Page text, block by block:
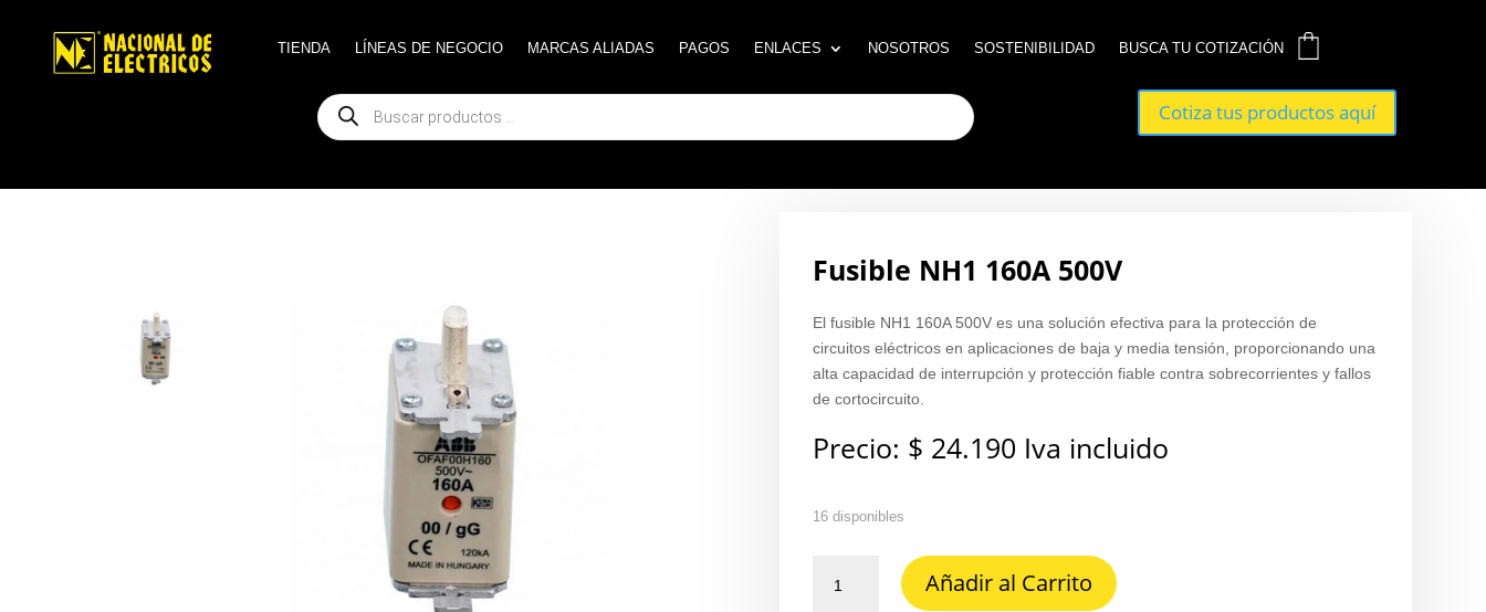
TIENDA LÍNEAS DE NEGOCIO MARCAS ALIADAS PAGOS ENLACES NOSOTROS SOSTENIBILIDAD BUSCA TU COTIZACIÓN
Búsqueda
de
productos
Cotiza tus productos aquí
TIENDA LÍNEAS DE NEGOCIO MARCAS ALIADAS PAGOS ENLACES NOSOTROS SOSTENIBILIDAD BUSCA TU COTIZACIÓN
Búsqueda
de
productos
Cotiza tus productos aquí
Fusible NH1 160A 500V
El fusible NH1 160A 500V es una solución efectiva para la protección de
circuitos eléctricos en aplicaciones de baja y media tensión, proporcionando una
alta capacidad de interrupción y protección fiable contra sobrecorrientes y fallos
de cortocircuito.
Precio: $ 24.190 Iva incluido
16 disponibles
NH1
Añadir al Carrito